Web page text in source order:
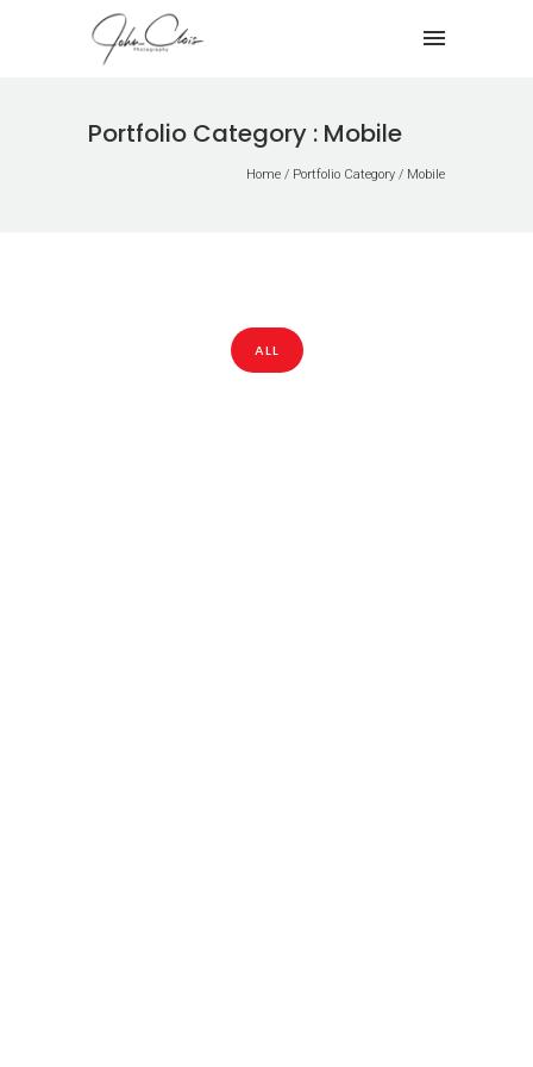
Portfolio Category : Mobile
Home / Portfolio Category / Mobile
ALL